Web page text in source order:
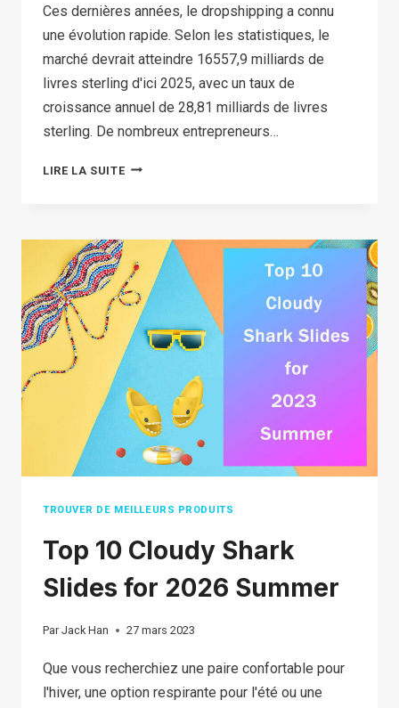
Ces dernières années, le dropshipping a connu
une évolution rapide. Selon les statistiques, le
marché devrait atteindre 16557,9 milliards de
livres sterling d'ici 2025, avec un taux de
croissance annuel de 28,81 milliards de livres
sterling. De nombreux entrepreneurs…
LIRE LA SUITEHOW
THE
BEST
DROPSHIPPING
AGENT
IN
TOP
14
AGENTS
YOU
SHOULD
KNOW
TROUVER DE MEILLEURS PRODUITS
Top 10 Cloudy Shark
Slides for 2026 Summer
Par Jack Han 27 mars 2023
Que vous recherchiez une paire confortable pour
l'hiver, une option respirante pour l'été ou une